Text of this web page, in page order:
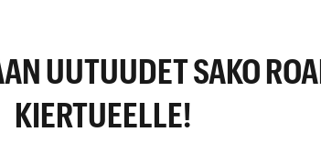
UUTUUDET SAKO
KIERTUEELLE!